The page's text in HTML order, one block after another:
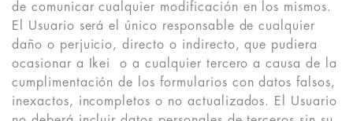
de comunicar cualquier modificación en los mismos.
El Usuario será el único responsable de cualquier
daño o perjuicio, directo o indirecto, que pudiera
ocasionar a Ikei o a cualquier tercero a causa de la
cumplimentación de los formularios con datos falsos,
inexactos, incompletos o no actualizados. El Usuario